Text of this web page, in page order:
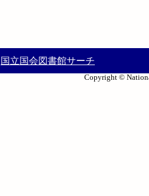
国立国会図書館サーチ
Copyright ©